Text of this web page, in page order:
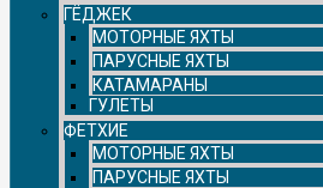
ГЁДЖЕК
МОТОРНЫЕ ЯХТЫ
ПАРУСНЫЕ ЯХТЫ
КАТАМАРАНЫ
ГУЛЕТЫ
ФЕТХИЕ
МОТОРНЫЕ ЯХТЫ
ПАРУСНЫЕ ЯХТЫ